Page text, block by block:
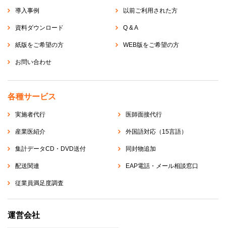
導入事例 以前ご利用された方
資料ダウンロード Q & A
紙版をご希望の方 WEB版をご希望の方
お問い合わせ
各種サービス
実施者代行 医師面接代行
産業医紹介 外国語対応（15言語）
集計データCD・DVD送付 同封物追加
配送関連 EAP電話・メール相談窓口
従業員満足度調査
運営会社